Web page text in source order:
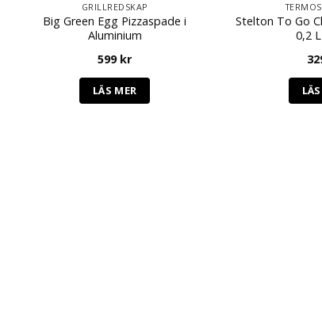
GRILLREDSKAP
Big Green Egg Pizzaspade i
Aluminium
599 kr
LÄS MER
Stelton To Go
0,2